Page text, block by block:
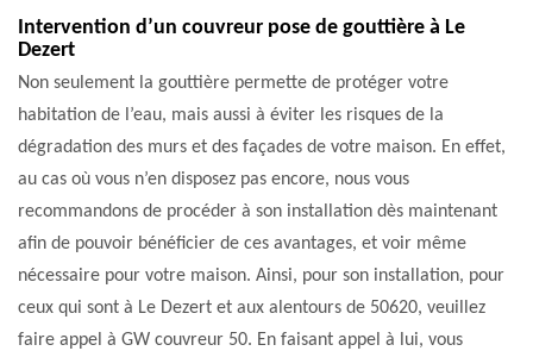
Intervention d’un couvreur pose de gouttière à Le
Dezert
Non seulement la gouttière permette de protéger votre
habitation de l’eau, mais aussi à éviter les risques de la
dégradation des murs et des façades de votre maison. En effet,
au cas où vous n’en disposez pas encore, nous vous
recommandons de procéder à son installation dès maintenant
afin de pouvoir bénéficier de ces avantages, et voir même
nécessaire pour votre maison. Ainsi, pour son installation, pour
ceux qui sont à Le Dezert et aux alentours de 50620, veuillez
faire appel à GW couvreur 50. En faisant appel à lui, vous